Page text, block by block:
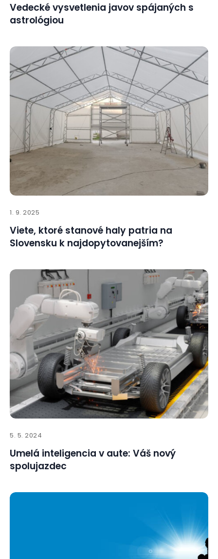
Vedecké vysvetlenia javov spájaných s
astrológiou
1. 9. 2025
Viete, ktoré stanové haly patria na
Slovensku k najdopytovanejším?
5. 5. 2024
Umelá inteligencia v aute: Váš nový
spolujazdec